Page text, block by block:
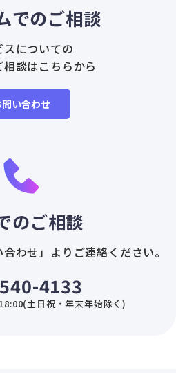
でのご相談
スについての
相談はこちらから
問い合わせ
のご相談
わせ」よりご連絡ください。
4133
土日祝・年末年始除く)